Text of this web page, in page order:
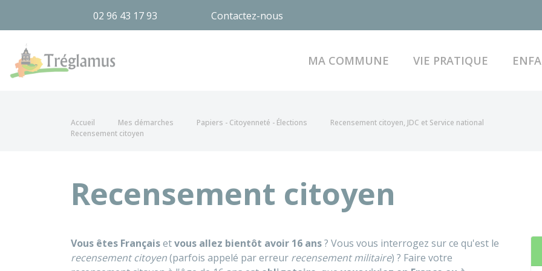
02 96 43 17 93 Contactez-nous
MA COMMUNE VIE PRATIQUE
Accueil Mes démarches Papiers - Citoyenneté - Élections
Recensement citoyen, JDC et Service national
Recensement citoyen
Recensement citoyen
Vous êtes Françaisetvous allez bientôt avoir 16 ans? Vous vous interrogez sur ce qu'est le
recensement citoyen(parfois appelé par erreur recensement militaire) ? Faire votre